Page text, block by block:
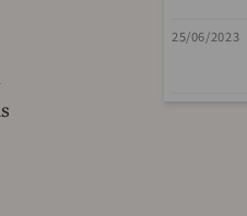
25/06/2023